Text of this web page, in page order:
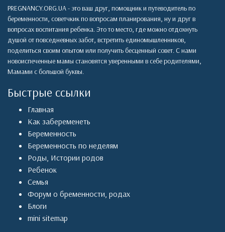
PREGNANCY.ORG.UA - это ваш друг, помощник и путеводитель по
беременности, советчкик по вопросам планирования, ну и друг в
вопросах воспитания ребенка. Это то место, где можно отдохнуть
душой от повседневных забот, встретить единомышленников,
поделиться своим опытом или получить бесценный совет. С нами
новоиспеченные мамы становятся уверенными в себе родителями,
Мамами с большой буквы.
Быстрые ссылки
Главная
Как забеременеть
Беременность
Беременность по неделям
Роды, Истории родов
Ребенок
Семья
Форум о бременности, родах
Блоги
mini sitemap